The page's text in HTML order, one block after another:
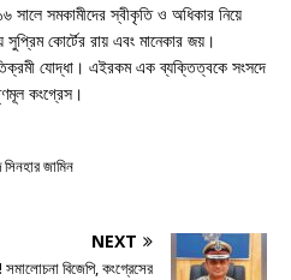
সমকামীদের স্বীকৃতি ও অধিকার নিয়ে
কোর্টের রায় এবং মানেকার জয়।
যোদ্ধা। এইরকম এক ব্যক্তিত্বকে সংসদে
কংগ্রেস।
জামিন
NEXT
বিজেপি, কংগ্রেসের